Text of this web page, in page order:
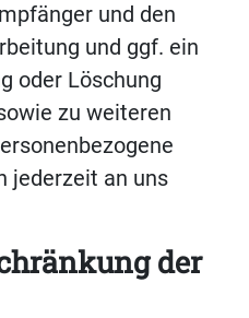
und den
und ggf. ein
oder Löschung
zu weiteren
jederzeit an uns
der